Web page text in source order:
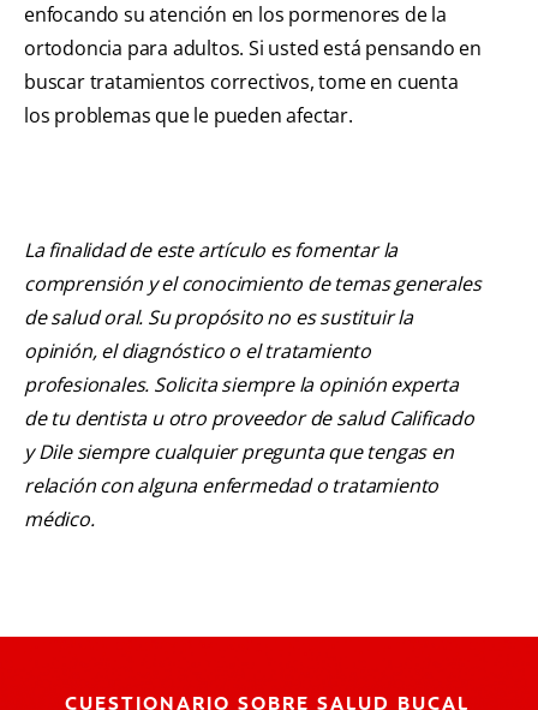
enfocando su atención en los pormenores de la
ortodoncia para adultos. Si usted está pensando en
buscar tratamientos correctivos, tome en cuenta
los problemas que le pueden afectar.
La finalidad de este artículo es fomentar la
comprensión y el conocimiento de temas generales
de salud oral. Su propósito no es sustituir la
opinión, el diagnóstico o el tratamiento
profesionales. Solicita siempre la opinión experta
de tu dentista u otro proveedor de salud Calificado
y Dile siempre cualquier pregunta que tengas en
relación con alguna enfermedad o tratamiento
médico.
CUESTIONARIO SOBRE SALUD BUCAL